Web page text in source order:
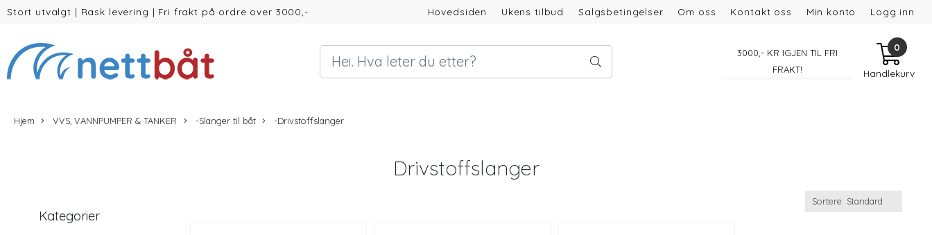
Stort utvalgt | Rask levering | Fri frakt på ordre over 3000,-
Hovedsiden Ukens tilbud Salgsbetingelser Om oss Kontakt oss Min konto Logg inn
3000 ,- KR IGJEN TIL FRI
FRAKT!
0
Handlekurv
Hjem VVS, VANNPUMPER & TANKER -Slanger til båt -Drivstoffslanger
Drivstoffslanger
Kategorier